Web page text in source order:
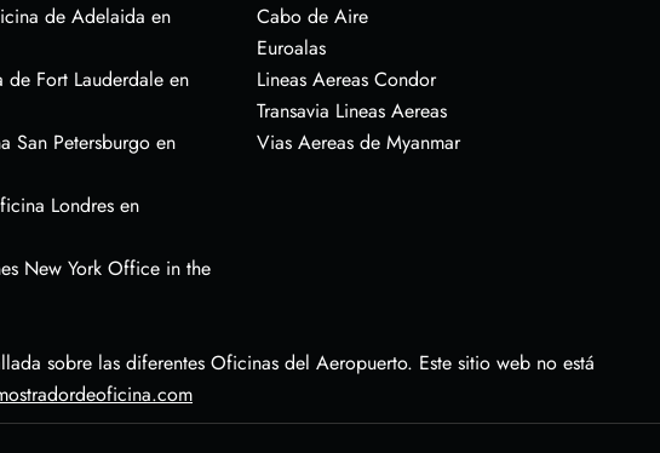
de Adelaida en
de Fort Lauderdale en
San Petersburgo en
Londres en
New York Office in the
Cabo de Aire
Euroalas
Lineas Aereas Condor
Transavia Lineas Aereas
Vias Aereas de Myanmar
sobre las diferentes Oficinas del Aeropuerto. Este sitio web no está